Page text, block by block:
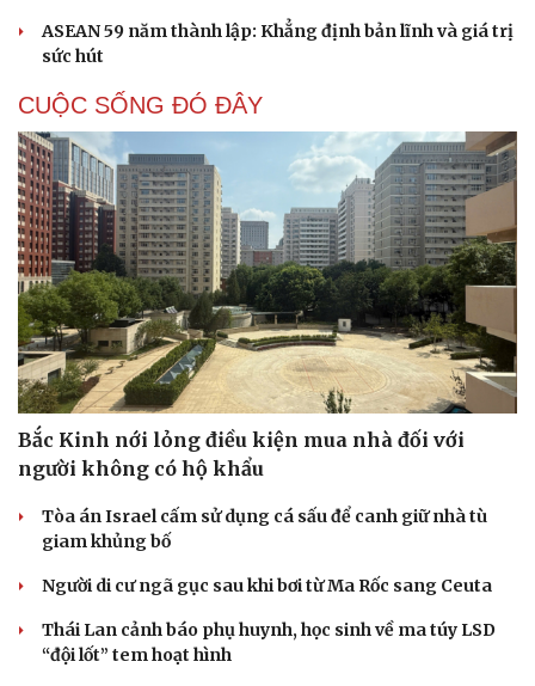
Cải chính
ASEAN 59 năm thành lập: Khẳng định bản lĩnh và giá trị
sức hút
CUỘC SỐNG ĐÓ ĐÂY
Bắc Kinh nới lỏng điều kiện mua nhà đối với
người không có hộ khẩu
Tòa án Israel cấm sử dụng cá sấu để canh giữ nhà tù
giam khủng bố
Người di cư ngã gục sau khi bơi từ Ma Rốc sang Ceuta
Thái Lan cảnh báo phụ huynh, học sinh về ma túy LSD
“đội lốt” tem hoạt hình